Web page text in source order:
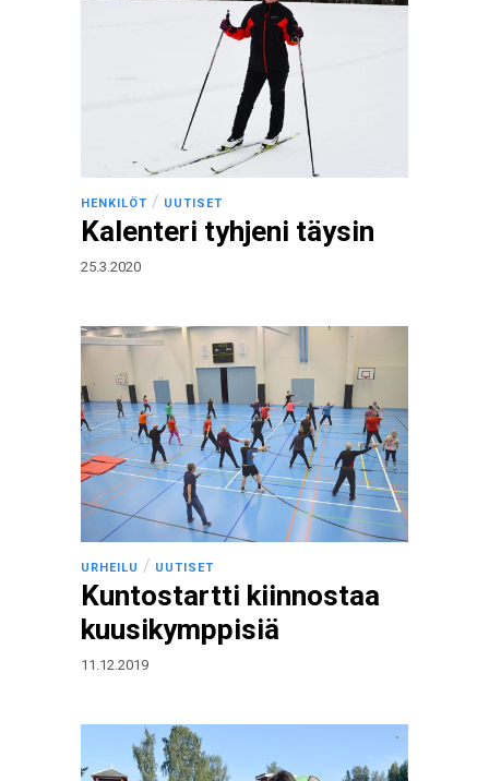
HENKILÖT / UUTISET
Kalenteri tyhjeni täysin
25.3.2020
URHEILU / UUTISET
Kuntostartti kiinnostaa
kuusikymppisiä
11.12.2019